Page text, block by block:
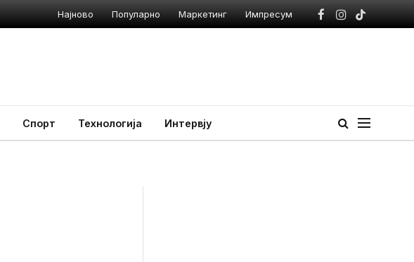
Најново Популарно Маркетинг Импресум
Facebook
Instagram
TikTok
Спорт Технологија Интервју